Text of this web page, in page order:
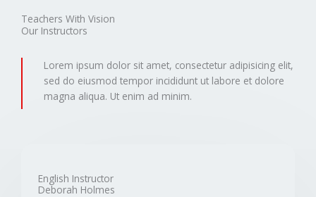
Teachers With Vision
Our Instructors
Lorem ipsum dolor sit amet, consectetur adipisicing elit,
sed do eiusmod tempor incididunt ut labore et dolore
magna aliqua. Ut enim ad minim.
English Instructor
Deborah Holmes